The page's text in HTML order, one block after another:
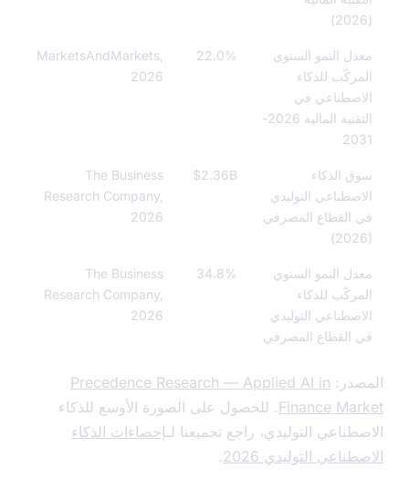
النمو السنوي
للذكاء
في
التقنية المالية 2026-
22.0%
MarketsAndMarkets,
الذكاء
التوليدي
القطاع المصرفي
The Business
Research Company,
النمو السنوي
للذكاء
التوليدي
القطاع المصرفي
34.8%
The Business
Research Company,
Precedence Research — Applied AI in
Finance. للحصول على الصورة الأوسع للذكاء
التوليدي، راجع تجميعنا لـإحصاءات الذكاء
التوليدي 2026
.